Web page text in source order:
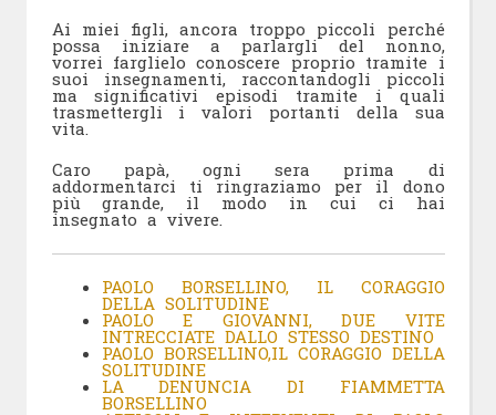
Ai miei figli, ancora troppo piccoli perché
possa iniziare a parlargli del nonno,
vorrei farglielo conoscere proprio tramite i
suoi insegnamenti, raccontandogli piccoli
ma significativi episodi tramite i quali
trasmettergli i valori portanti della sua
vita.
Caro papà, ogni sera prima di
addormentarci ti ringraziamo per il dono
più grande, il modo in cui ci hai
insegnato a vivere.
PAOLO BORSELLINO, IL CORAGGIO
DELLA SOLITUDINE
PAOLO E GIOVANNI, DUE VITE
INTRECCIATE DALLO STESSO DESTINO
PAOLO BORSELLINO,IL CORAGGIO DELLA
SOLITUDINE
LA DENUNCIA DI FIAMMETTA
BORSELLINO